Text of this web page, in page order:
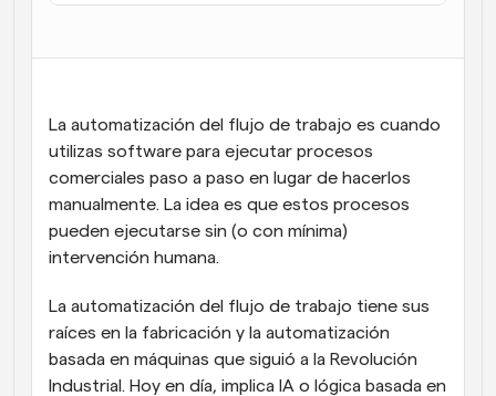
Programación potenciadda con llamadas
impulsadas por IA
Automatiza la programación y los recordatorios
Mantente al día con las últimas noticias y
actualizaciones
Reuniones Instantáneas
Reúnete con clientes en minutos
Reserva reuniones de forma fluida con varias personas
Webhooks
Recibe notificaciones cuando ocurra algo
La automatización del flujo de trabajo es cuando
utilizas software para ejecutar procesos
comerciales paso a paso en lugar de hacerlos
manualmente. La idea es que estos procesos
pueden ejecutarse sin (o con mínima)
intervención humana.
La automatización del flujo de trabajo tiene sus
raíces en la fabricación y la automatización
basada en máquinas que siguió a la Revolución
Industrial. Hoy en día, implica IA o lógica basada en